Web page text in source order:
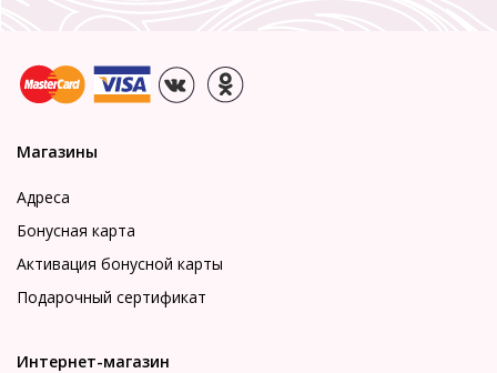
Магазины
Адреса
Бонусная карта
Активация бонусной карты
Подарочный сертификат
Интернет-магазин